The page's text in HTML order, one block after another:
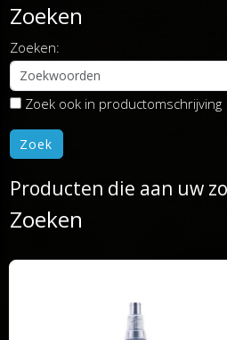
Zoeken
Zoeken:
Zoek ook in productomschrijving
Producten die aan uw
Zoeken